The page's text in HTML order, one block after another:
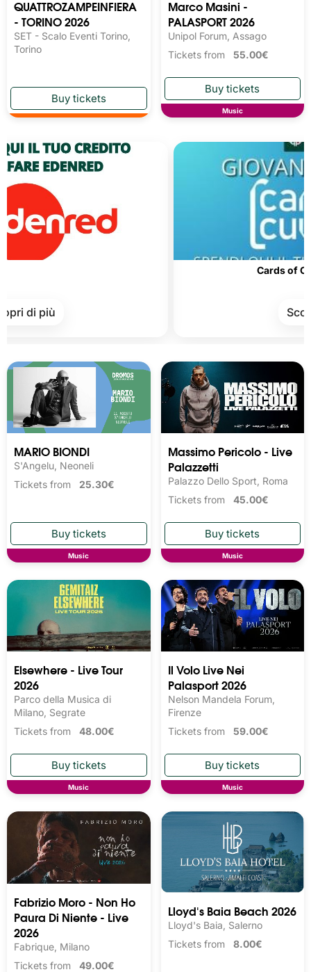
QUATTROZAMPEINFIERA
- TORINO 2026
SET - Scalo Eventi Torino,
Torino
Marco Masini -
PALASPORT 2026
Unipol Forum, Assago
Tickets from 55.00€
Music
MARIO BIONDI
S'Angelu, Neoneli
Tickets from 25.30€
Music
Massimo Pericolo - Live
Palazzetti
Palazzo Dello Sport, Roma
Tickets from 45.00€
Music
Elsewhere - Live Tour
2026
Parco della Musica di
Milano, Segrate
Tickets from 48.00€
Music
Il Volo Live Nei
Palasport 2026
Nelson Mandela Forum,
Firenze
Tickets from 59.00€
Music
Fabrizio Moro - Non Ho
Paura Di Niente - Live
2026
Fabrique, Milano
Tickets from 49.00€
Lloyd's Baia Beach 2026
Lloyd's Baia, Salerno
Tickets from 8.00€
di più
Cards of
Scopri